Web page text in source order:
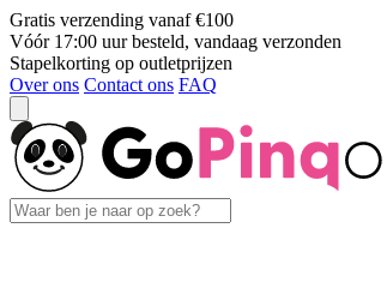
Gratis verzending vanaf €100
Vóór 17:00 uur besteld, vandaag verzonden
Stapelkorting op outletprijzen
Over ons Contact ons FAQ